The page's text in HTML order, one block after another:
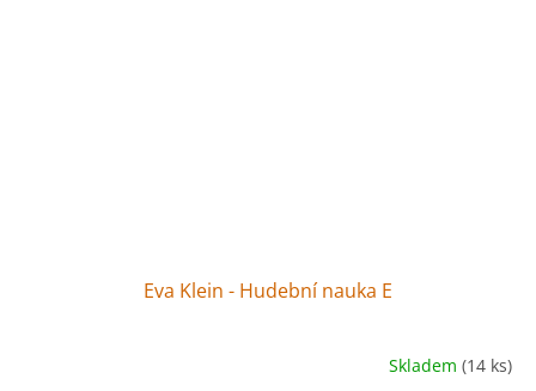
Eva Klein - Hudební nauka E
Skladem (14 ks)